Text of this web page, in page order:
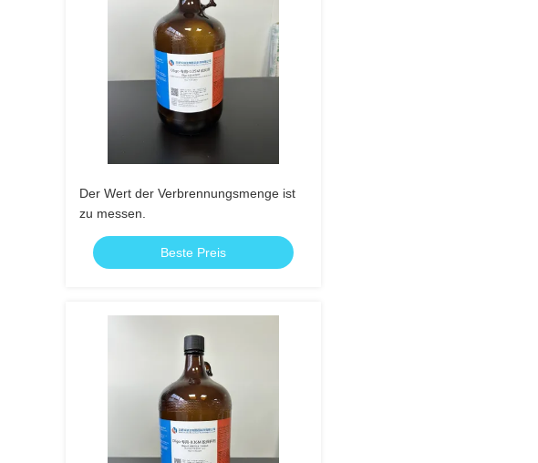
Der Wert der Verbrennungsmenge ist
zu messen.
Beste Preis